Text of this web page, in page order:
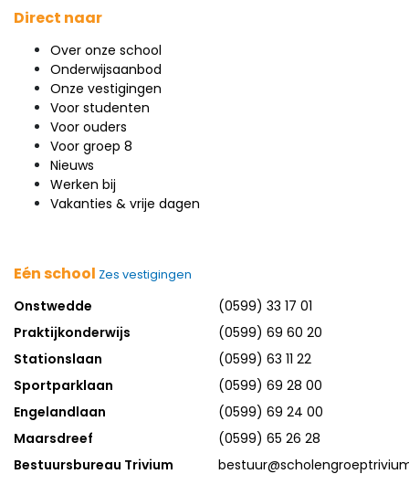
Direct naar
Over onze school
Onderwijsaanbod
Onze vestigingen
Voor studenten
Voor ouders
Voor groep 8
Nieuws
Werken bij
Vakanties & vrije dagen
Eén school Zes vestigingen
Onstwedde
(0599) 33 17 01
Praktijkonderwijs
(0599) 69 60 20
Stationslaan
(0599) 63 11 22
Sportparklaan
(0599) 69 28 00
Engelandlaan
(0599) 69 24 00
Maarsdreef
(0599) 65 26 28
Bestuursbureau Trivium